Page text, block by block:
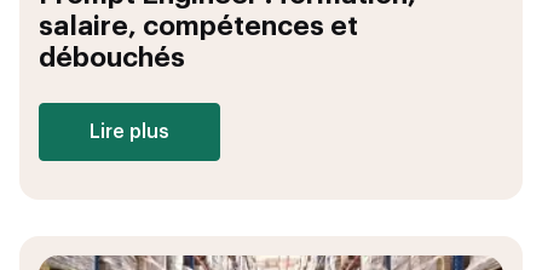
salaire, compétences et
débouchés
Lire plus